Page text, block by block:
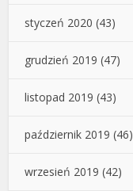
styczeń 2020 (43)
grudzień 2019 (47)
listopad 2019 (43)
październik 2019 (46)
wrzesień 2019 (42)